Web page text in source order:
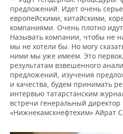
предложений. Идет очень
европейскими, китайскими,
компаниями. Очень плотно
Называть компании, чтобы не
мы не хотели бы. Но могу
ними мы уже имеем. Это
результатам взвешенного
предложений, изучения
и качества, будем принимать
интервью татарстанским
встречи генеральный
«Нижнекамскнефтехим» Айрат